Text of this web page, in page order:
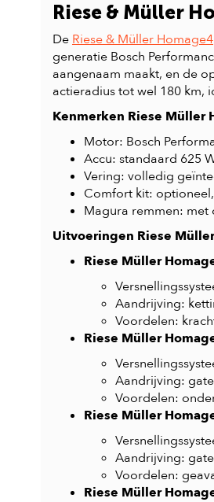
Riese & Müller
De Riese & Müller Homage4
generatie Bosch
aangenaam maakt, en de
actieradius tot wel 180 km,
Kenmerken Riese Müller
Motor: Bosch
Accu: standaard 625
Vering: volledig
Comfort kit:
Magura remmen:
Uitvoeringen Riese
Riese Müller
Aandrijving:
Voordelen:
Riese Müller
Aandrijving:
Voordelen:
Riese Müller
Aandrijving:
Voordelen:
Riese Müller